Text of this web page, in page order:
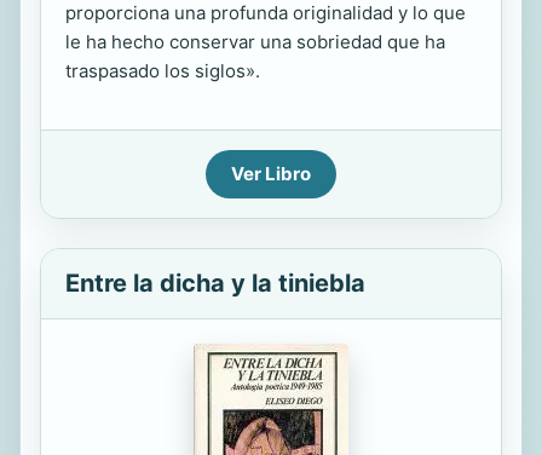
proporciona una profunda originalidad y lo que
le ha hecho conservar una sobriedad que ha
traspasado los siglos».
Ver Libro
Entre la dicha y la tiniebla